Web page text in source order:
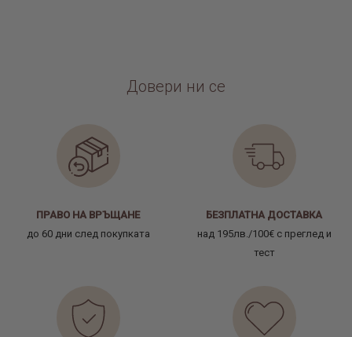
Довери ни се
ПРАВО НА ВРЪЩАНЕ
до 60 дни след покупката
БЕЗПЛАТНА ДОСТАВКА
над 195лв./100€ с преглед и
тест